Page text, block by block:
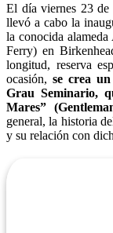
El día viernes 23 de
llevó a cabo la
la conocida
Ferry) en
longitud, reserva
ocasión, se crea
Grau Seminario,
Mares”
general, la historia
y su relación con